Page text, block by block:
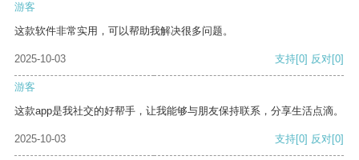
游客
这款软件非常实用，可以帮助我解决很多问题。
2025-10-03 支持[0] 反对[0]
游客
这款app是我社交的好帮手，让我能够与朋友保持联系，分享生活点滴。
2025-10-03 支持[0] 反对[0]